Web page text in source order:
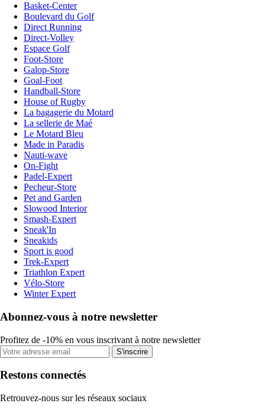
Basket-Center
Boulevard du Golf
Direct Running
Direct-Volley
Espace Golf
Foot-Store
Galop-Store
Goal-Foot
Handball-Store
House of Rugby
La bagagerie du Motard
La sellerie de Maé
Le Motard Bleu
Made in Paradis
Nauti-wave
On-Fight
Padel-Expert
Pecheur-Store
Pet and Garden
Slowood Interior
Smash-Expert
Sneak'In
Sneakids
Sport is good
Trek-Expert
Triathlon Expert
Vélo-Store
Winter Expert
Abonnez-vous à notre newsletter
Profitez de -10% en vous inscrivant à notre newsletter
S'inscrire
Restons connectés
Retrouvez-nous sur les réseaux sociaux